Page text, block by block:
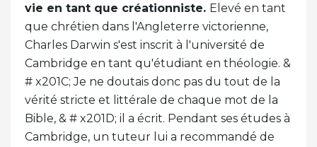
vie en tant que créationniste. Elevé en tant
que chrétien dans l'Angleterre victorienne,
Charles Darwin s'est inscrit à l'université de
Cambridge en tant qu'étudiant en théologie. &
# x201C; Je ne doutais donc pas du tout de la
vérité stricte et littérale de chaque mot de la
Bible, & # x201D; il a écrit. Pendant ses études à
Cambridge, un tuteur lui a recommandé de